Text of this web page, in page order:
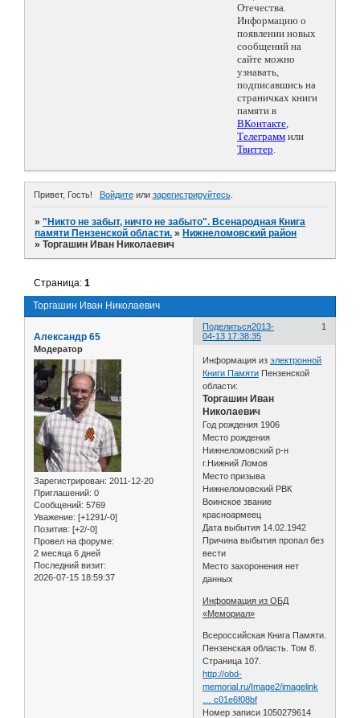
Отечества.
Информацию о
появлении новых
сообщений на
сайте можно
узнавать,
подписавшись на
страничках книги
памяти в
ВКонтакте,
Телеграмм или
Твиттер.
Привет, Гость! Войдитеили зарегистрируйтесь.
»"Никто не забыт, ничто не забыто". Всенародная Книга
памяти Пензенской области. » Нижнеломовский район
»Торгашин Иван Николаевич
Торгашин Иван Николаевич
Страница:1
Поделиться 1
2013-
04-13 17:38:35
Александр 65
Модератор
Зарегистрирован: 2011-12-20
Приглашений: 0
Сообщений: 5769
Уважение: [+1291/-0]
Позитив: [+2/-0]
Провел на форуме:
2 месяца 6 дней
Последний визит:
2026-07-15 18:59:37
Информация изэлектронной
Книги Памяти Пензенской
области:
Торгашин Иван
Николаевич
Год рождения 1906
Место рождения
Нижнеломовский р-н
г.Нижний Ломов
Место призыва
Нижнеломовский РВК
Воинское звание
красноармеец
Дата выбытия 14.02.1942
Причина выбытия пропал без
вести
Место захоронения нет
данных
Информация из ОБД
«Мемориал»
Всероссийская Книга Памяти.
Пензенская область. Том 8.
Страница 107.
http://obd-
memorial.ru/Image2/imagelink
… c01e6f08bf
Номер записи 1050279614